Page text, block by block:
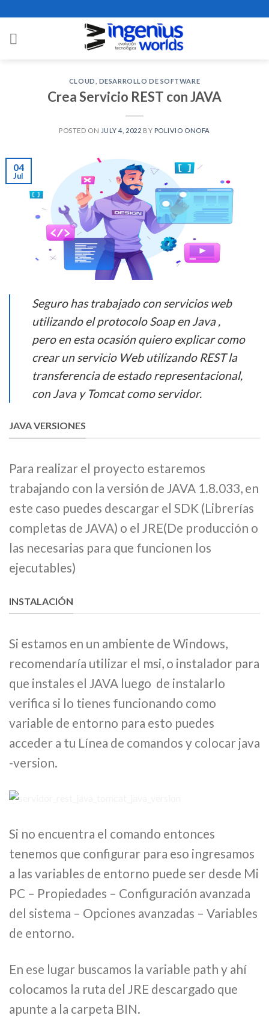
content
CLOUD DESARROLLO DE SOFTWARE
Crea Servicio REST con JAVA
POSTED ON JULY 4, 2022 BY POLIVIO ONOFA
04
Jul
Seguro has trabajado con servicios web
utilizando el protocolo Soap en Java ,
pero en esta ocasión quiero explicar como
crear un servicio Web utilizando REST la
transferencia de estado representacional,
con Java y Tomcat como servidor.
JAVA VERSIONES
Para realizar el proyecto estaremos
trabajando con la versión de JAVA 1.8.033, en
este caso puedes descargar el SDK (Librerías
completas de JAVA) o el JRE(De producción o
las necesarias para que funcionen los
ejecutables)
INSTALACIÓN
Si estamos en un ambiente de Windows,
recomendaría utilizar el msi, o instalador para
que instales el JAVA luego de instalarlo
verifica si lo tienes funcionando como
variable de entorno para esto puedes
acceder a tu Línea de comandos y colocar java
-version.
Si no encuentra el comando entonces
tenemos que configurar para eso ingresamos
a las variables de entorno puede ser desde Mi
PC – Propiedades – Configuración avanzada
del sistema – Opciones avanzadas – Variables
de entorno.
En ese lugar buscamos la variable path y ahí
colocamos la ruta del JRE descargado que
apunte a la carpeta BIN.